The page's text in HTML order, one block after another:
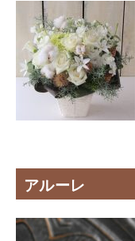
アルーレ